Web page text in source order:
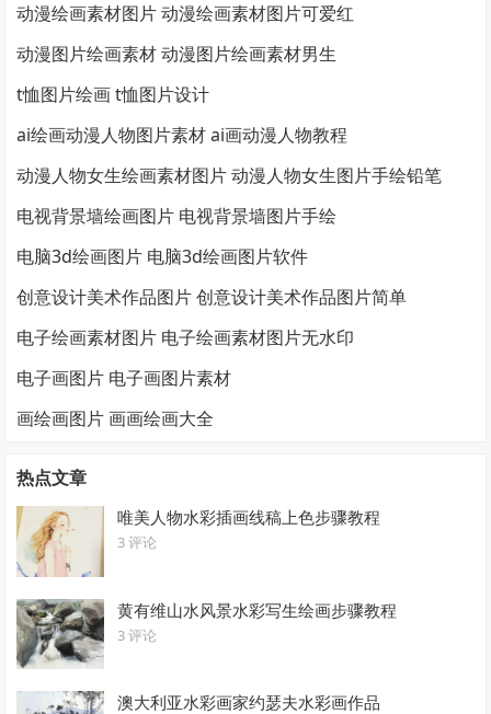
动漫绘画素材图片 动漫绘画素材图片可爱红
动漫图片绘画素材 动漫图片绘画素材男生
t恤图片绘画 t恤图片设计
ai绘画动漫人物图片素材 ai画动漫人物教程
动漫人物女生绘画素材图片 动漫人物女生图片手绘铅笔
电视背景墙绘画图片 电视背景墙图片手绘
电脑3d绘画图片 电脑3d绘画图片软件
创意设计美术作品图片 创意设计美术作品图片简单
电子绘画素材图片 电子绘画素材图片无水印
电子画图片 电子画图片素材
画绘画图片 画画绘画大全
热点文章
唯美人物水彩插画线稿上色步骤教程
3 评论
黄有维山水风景水彩写生绘画步骤教程
3 评论
澳大利亚水彩画家约瑟夫水彩画作品